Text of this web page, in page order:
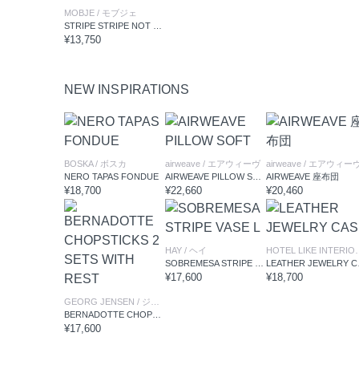
MOBJE / モブジェ
¥13,750
NEW INSPIRATIONS
BOSKA/ ボスカ
NERO TAPAS FONDUE
¥18,700
airweave / エアウィーヴ
¥22,660
airweave / エアウィー
AIRWEAVE 座布団
¥20,460
GEORG JENSEN / ジョージジェンセン
¥17,600
HAY / ヘイ
¥17,600 ¥18,700